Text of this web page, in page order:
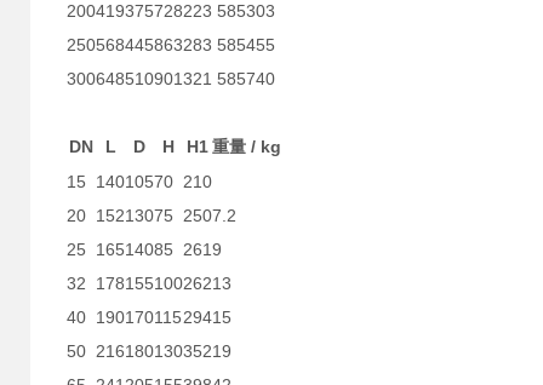
200419375728223 585303
250568445863283 585455
300648510901321 585740
DN L D H H1 重量 / kg
15
14010570 210
20 15213075 2507.2
25
16514085 2619
32
17815510026213
40 19017011529415
50 21618013035219